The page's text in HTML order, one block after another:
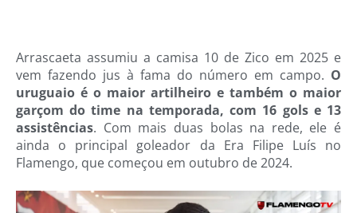
Arrascaeta assumiu a camisa 10 de Zico em 2025 e
vem fazendo jus à fama do número em campo. O
uruguaio é o maior artilheiro e também o maior
garçom do time na temporada, com 16 gols e 13
assistências. Com mais duas bolas na rede, ele é
ainda o principal goleador da Era Filipe Luís no
Flamengo, que começou em outubro de 2024.